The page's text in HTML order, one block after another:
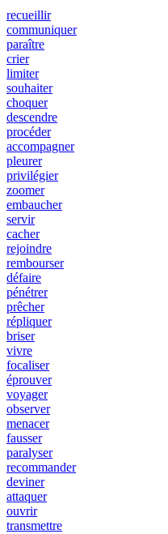
recueillir
communiquer
paraître
crier
limiter
souhaiter
choquer
descendre
procéder
accompagner
pleurer
privilégier
zoomer
embaucher
servir
cacher
rejoindre
rembourser
défaire
pénétrer
prêcher
répliquer
briser
vivre
focaliser
éprouver
voyager
observer
menacer
fausser
paralyser
recommander
deviner
attaquer
ouvrir
transmettre